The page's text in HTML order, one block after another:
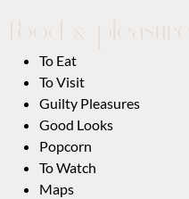
To Eat
To Visit
Guilty Pleasures
Good Looks
Popcorn
To Watch
Maps